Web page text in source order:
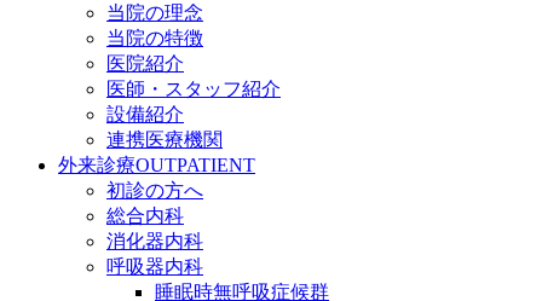
当院の理念
当院の特徴
医院紹介
医師・スタッフ紹介
設備紹介
連携医療機関
外来診療OUTPATIENT
初診の方へ
総合内科
消化器内科
呼吸器内科
睡眠時無呼吸症候群